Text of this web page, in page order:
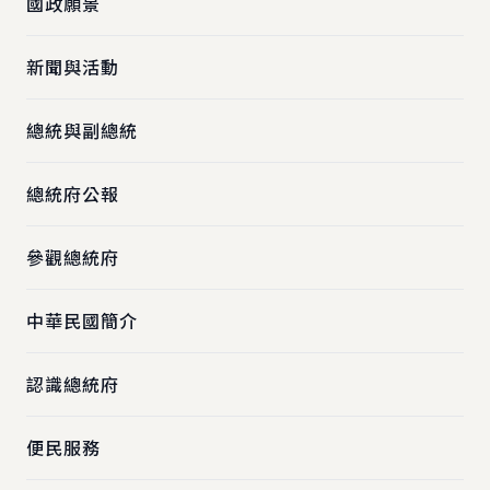
新聞與活動
總統與副總統
總統府公報
參觀總統府
中華民國簡介
認識總統府
便民服務